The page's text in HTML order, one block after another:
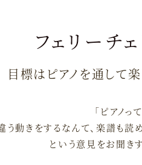
フェリーチ
目標はピアノを通して
「ピアノっ
う動きをするなんて、楽譜も読
という意見をお聞き